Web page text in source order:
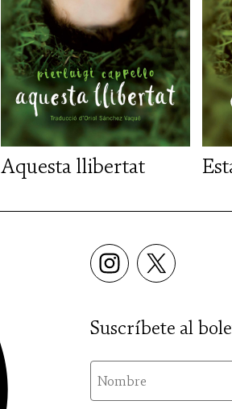
Aquesta llibertat
Suscríbete al